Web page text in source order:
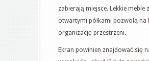
zabierają miejsce. Lekkie meble z
otwartymi półkami pozwolą na
organizację przestrzeni.
Ekran powinien znajdować się